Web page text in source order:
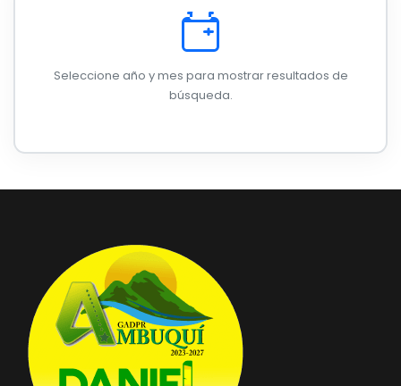
Plan Operativo Anual - POA
Convenios Institucionales
PRESUPUESTO: EJECUCIÓN Y REPORTES
Procesos de contratación
Ejecución Presupuestaria
Seleccione año y mes para mostrar resultados de
búsqueda.